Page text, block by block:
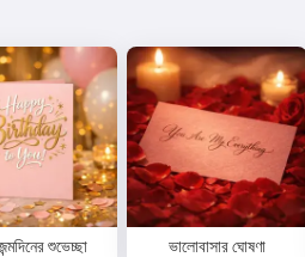
শুভেচ্ছা ভালোবাসার ঘোষণা